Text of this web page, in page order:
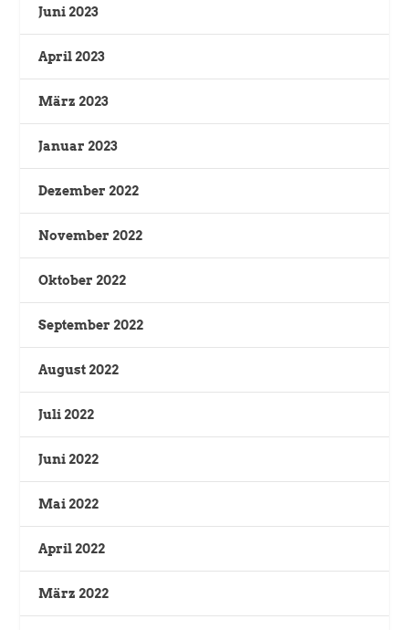
Juni 2023
April 2023
März 2023
Januar 2023
Dezember 2022
November 2022
Oktober 2022
September 2022
August 2022
Juli 2022
Juni 2022
Mai 2022
April 2022
März 2022